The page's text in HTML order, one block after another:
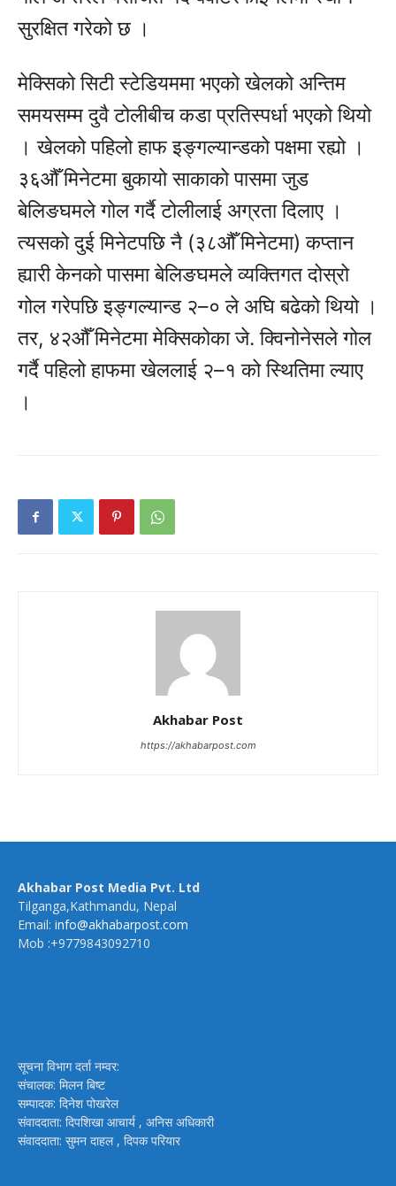
सुरक्षित गरेको छ ।
मेक्सिको सिटी स्टेडियममा भएको खेलको अन्तिम
समयसम्म दुवै टोलीबीच कडा प्रतिस्पर्धा भएको थियो
। खेलको पहिलो हाफ इङ्गल्यान्डको पक्षमा रह्यो ।
३६औँ मिनेटमा बुकायो साकाको पासमा जुड
बेलिङघमले गोल गर्दै टोलीलाई अग्रता दिलाए ।
त्यसको दुई मिनेटपछि नै (३८औँ मिनेटमा) कप्तान
ह्यारी केनको पासमा बेलिङघमले व्यक्तिगत दोस्रो
गोल गरेपछि इङ्गल्यान्ड २–० ले अघि बढेको थियो ।
तर, ४२औँ मिनेटमा मेक्सिकोका जे. क्विनोनेसले गोल
गर्दै पहिलो हाफमा खेललाई २–१ को स्थितिमा ल्याए
।
Akhabar Post
https://akhabarpost.com
Akhabar Post Media Pvt. Ltd
Tilganga,Kathmandu, Nepal
Email: info@akhabarpost.com
Mob :+9779843092710
सूचना विभाग दर्ता नम्वर:
संचालक: मिलन बिष्ट
सम्पादक: दिनेश पोखरेल
संवाददाता: दिपशिखा आचार्य , अनिस अधिकारी
संवाददाता: सुमन दाहल , दिपक परियार